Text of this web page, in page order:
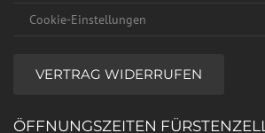
Cookie-Einstellungen
VERTRAG WIDERRUFEN
ÖFFNUNGSZEITEN FÜRSTENZELL